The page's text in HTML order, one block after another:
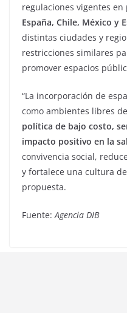
regulaciones vigentes en
España, Chile, México y
distintas ciudades y
restricciones similares
promover espacios
“La incorporación de
como ambientes libres
política de bajo costo,
impacto positivo en la
convivencia social,
y fortalece una cultura
propuesta.
Fuente: Agencia DIB